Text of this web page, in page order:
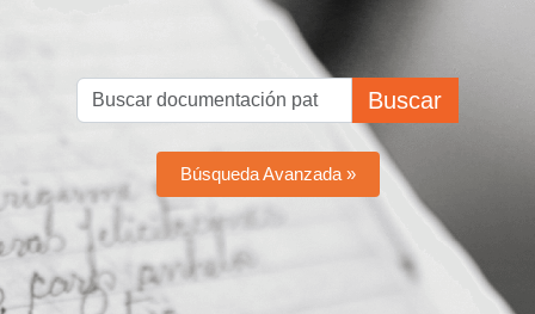
Buscar
Búsqueda Avanzada »